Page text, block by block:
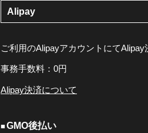
Alipay
ご利用のAlipayアカウントにて
事務手数料：0円
Alipay決済について
GMO後払い